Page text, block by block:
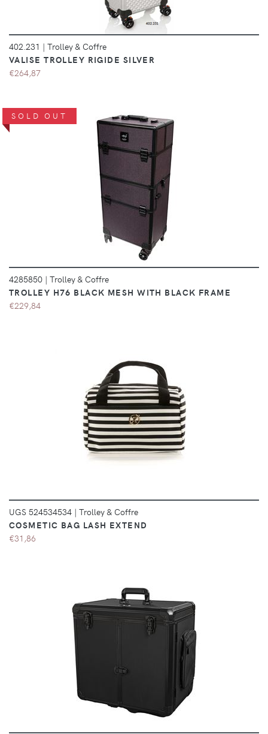
402.231 | Trolley & Coffre
VALISE TROLLEY RIGIDE SILVER
€264,87
SOLD OUT
DÉTAILS
4285850 | Trolley & Coffre
TROLLEY H76 BLACK MESH WITH BLACK FRAME
€229,84
DÉTAILS
UGS 524534534 | Trolley & Coffre
COSMETIC BAG LASH EXTEND
€31,86